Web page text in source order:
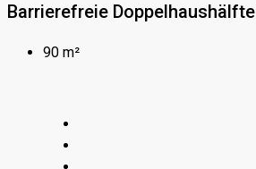
Barrierefreie Doppelhaushälfte
90 m²